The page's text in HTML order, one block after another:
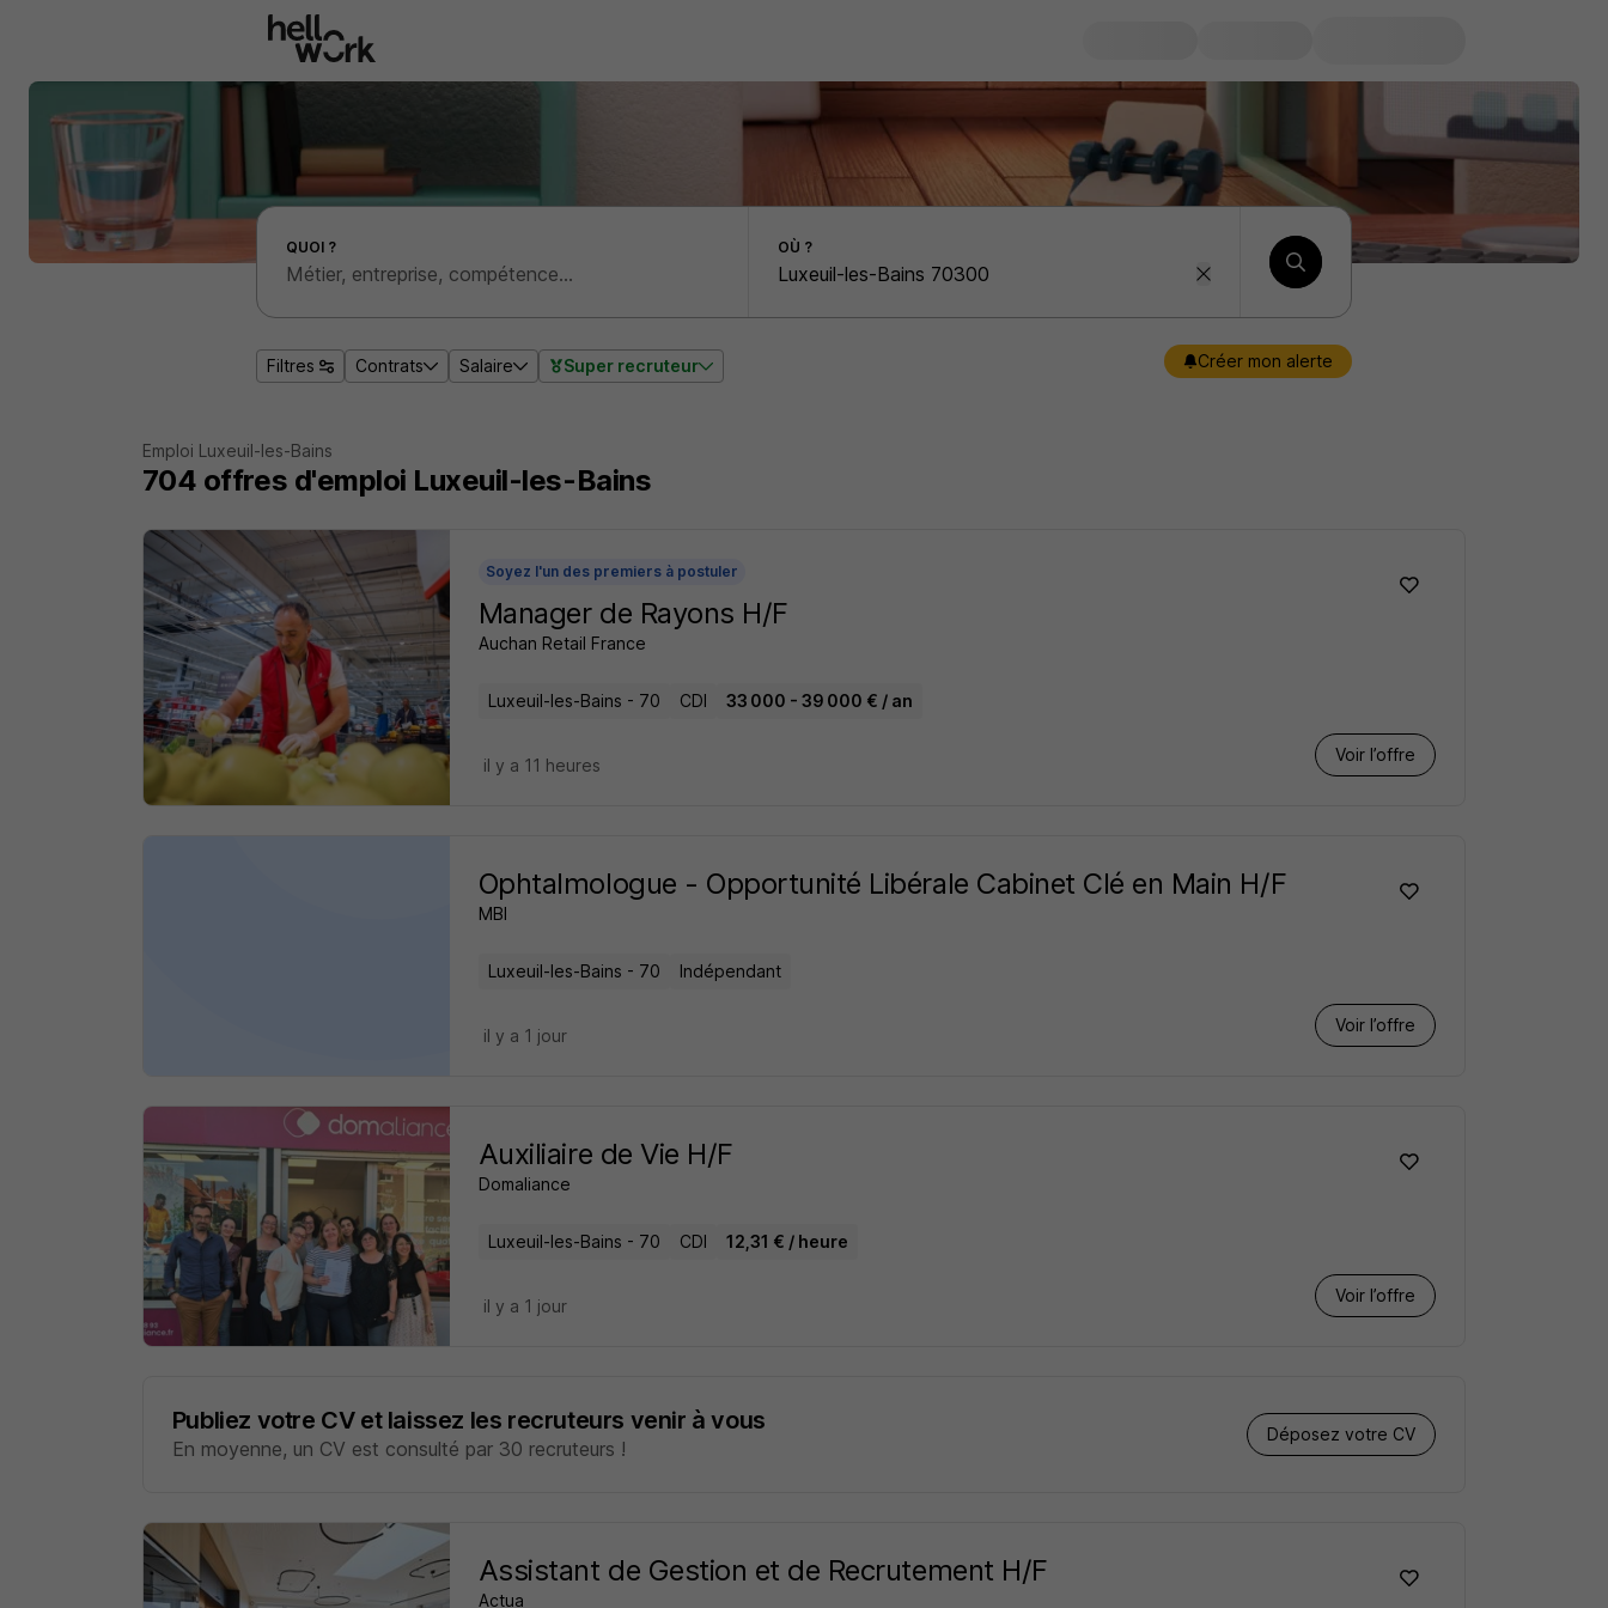
Effectuer une recherche d'emploi par localité
QUOI ? OÙ ?
Filtres Contrats Salaire Super recruteur Créer mon alerte
Emploi Luxeuil-les-Bains
704 offres d'emploi Luxeuil-les-Bains
Soyez l'un des premiers à postuler
Manager de Rayons H/F
Auchan Retail France
Luxeuil-les-Bains - 70 CDI 33 000 - 39 000 € / an
Voir l’offre
il y a 11 heures
Ophtalmologue - Opportunité Libérale Cabinet Clé en Main H/F
MBI
Luxeuil-les-Bains - 70 Indépendant
Voir l’offre
il y a 1 jour
Auxiliaire de Vie H/F
Domaliance
Luxeuil-les-Bains - 70 CDI 12,31 € / heure
Voir l’offre
il y a 1 jour
Publiez votre CV et laissez les recruteurs venir à vous
En moyenne, un CV est consulté par 30 recruteurs !
Déposez votre CV
Assistant de Gestion et de Recrutement H/F
Actua